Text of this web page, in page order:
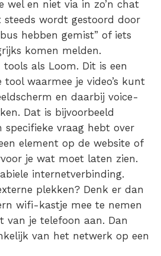
wel en niet via in zo’n chat
steeds wordt gestoord door
bus hebben gemist” of iets
komen melden.
tools als Loom. Dit is een
waarmee je video’s kunt
en daarbij voice-
Dat is bijvoorbeeld
specifieke vraag hebt over
element op de website of
je wat moet laten zien.
internetverbinding.
plekken? Denk er dan
wifi-kastje mee te nemen
van je telefoon aan. Dan
van het netwerk op een